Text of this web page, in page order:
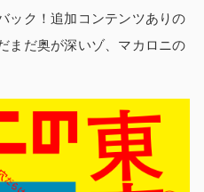
ック！追加コンテンツありの
まだ奥が深いゾ、マカロニの